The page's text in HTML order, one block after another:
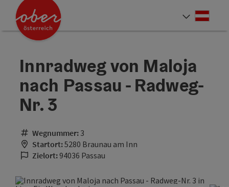
Zum Inhalt
Zur Navigation
Zum Seitenanfang
Zur Kontaktseite
Zur Suche Accesskey
[4]
Zum Impressum
Zu den Hinweisen zur Bedienung der Website Accesskey
Zur Startseite
Innradweg von Maloja
nach Passau - Radweg-
Nr. 3
Wegnummer: 3
Startort:5280 Braunau am Inn
Zielort: 94036 Passau